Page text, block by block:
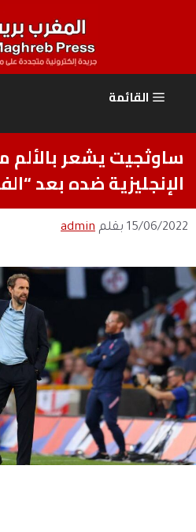
القائمة
ساوثجيت يشعر بالألم
الإنجليزية ضده بعد
15/06/2022 بقلم admin